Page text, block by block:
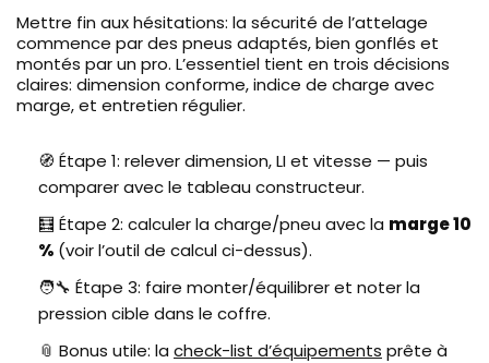
Mettre fin aux hésitations: la sécurité de l’attelage
commence par des pneus adaptés, bien gonflés et
montés par un pro. L’essentiel tient en trois décisions
claires: dimension conforme, indice de charge avec
marge, et entretien régulier.
🧭 Étape 1: relever dimension, LI et vitesse — puis
comparer avec le tableau constructeur.
🧮 Étape 2: calculer la charge/pneu avec la marge 10
% (voir l’outil de calcul ci-dessus).
🧑‍🔧 Étape 3: faire monter/équilibrer et noter la
pression cible dans le coffre.
📎 Bonus utile: la check-list d’équipements prête à